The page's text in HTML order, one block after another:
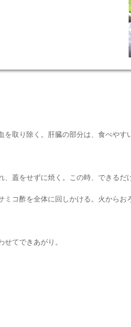
を取り除く。肝臓の部分は、食べや
蓋をせずに焼く。この時、できるだ
コ酢を全体に回しかける。火からお
てできあがり。